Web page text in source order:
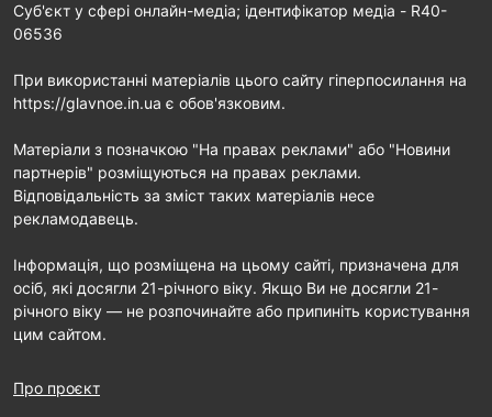
Cуб'єкт у сфері онлайн-медіа; ідентифікатор медіа - R40-
06536
При використанні матеріалів цього сайту гіперпосилання на
https://glavnoe.in.ua є обов'язковим.
Матеріали з позначкою "На правах реклами" або "Новини
партнерів" розміщуються на правах реклами.
Відповідальність за зміст таких матеріалів несе
рекламодавець.
Інформація, що розміщена на цьому сайті, призначена для
осіб, які досягли 21-річного віку. Якщо Ви не досягли 21-
річного віку — не розпочинайте або припиніть користування
цим сайтом.
Про проєкт